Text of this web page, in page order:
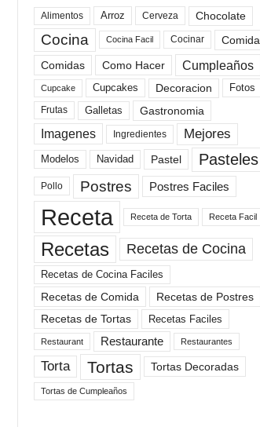
Alimentos Arroz Cerveza Chocolate
Cocina Cocina Facil Cocinar
Comida
Comidas
Como Hacer Cumpleaños
Cupcake Cupcakes Decoracion Fotos
Frutas Galletas Gastronomia
Imagenes Ingredientes Mejores
Modelos Navidad Pastel Pasteles
Pollo Postres Postres Faciles
Receta Receta de Torta Receta Facil
Recetas Recetas de Cocina
Recetas de Cocina Faciles
Recetas de Comida
Recetas de Postres
Recetas de Tortas
Recetas Faciles
Restaurant Restaurante Restaurantes
Torta Tortas Tortas Decoradas
Tortas de Cumpleaños